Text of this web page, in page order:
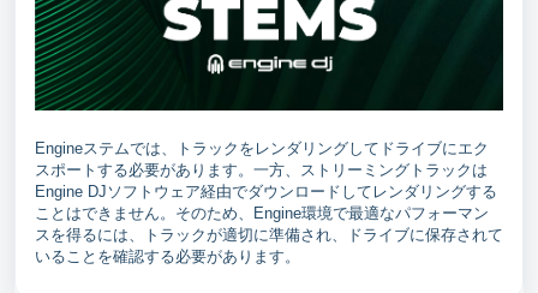
Engineステムでは、トラックをレンダリングしてドライブにエク
スポートする必要があります。一方、ストリーミングトラックは
Engine DJソフトウェア経由でダウンロードしてレンダリングする
ことはできません。そのため、Engine環境で最適なパフォーマン
スを得るには、トラックが適切に準備され、ドライブに保存されて
いることを確認する必要があります。